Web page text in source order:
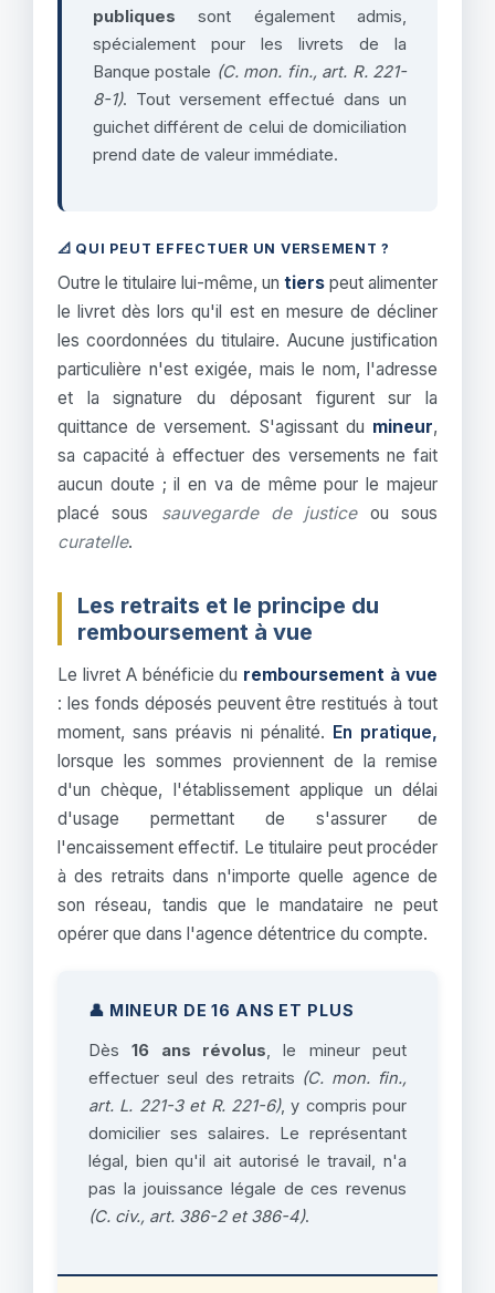
publiques sont également admis,
spécialement pour les livrets de la
Banque postale (C. mon. fin., art. R. 221-
8-1). Tout versement effectué dans un
guichet différent de celui de domiciliation
prend date de valeur immédiate.
📐 QUI PEUT EFFECTUER UN VERSEMENT ?
Outre le titulaire lui-même, un tiers peut alimenter
le livret dès lors qu'il est en mesure de décliner
les coordonnées du titulaire. Aucune justification
particulière n'est exigée, mais le nom, l'adresse
et la signature du déposant figurent sur la
quittance de versement. S'agissant du mineur,
sa capacité à effectuer des versements ne fait
aucun doute ; il en va de même pour le majeur
placé sous sauvegarde de justiceou sous
curatelle.
Les retraits et le principe du
remboursement à vue
Le livret A bénéficie du remboursement à vue
: les fonds déposés peuvent être restitués à tout
moment, sans préavis ni pénalité. En pratique,
lorsque les sommes proviennent de la remise
d'un chèque, l'établissement applique un délai
d'usage permettant de s'assurer de
l'encaissement effectif. Le titulaire peut procéder
à des retraits dans n'importe quelle agence de
son réseau, tandis que le mandataire ne peut
opérer que dans l'agence détentrice du compte.
👤 MINEUR DE 16 ANS ET PLUS
Dès16 ans révolus, le mineur peut
effectuer seul des retraits (C. mon. fin.,
art. L. 221-3 et R. 221-6), y compris pour
domicilier ses salaires. Le représentant
légal, bien qu'il ait autorisé le travail, n'a
pas la jouissance légale de ces revenus
(C. civ., art. 386-2 et 386-4).